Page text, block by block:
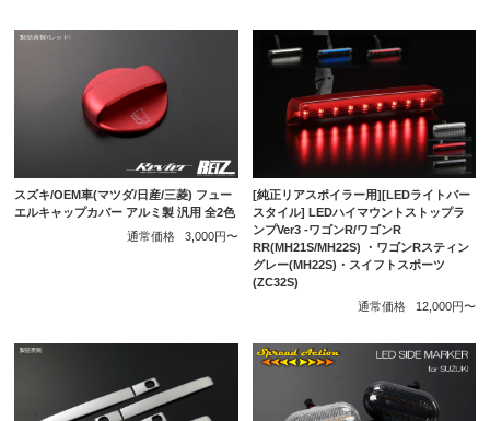
スズキ/OEM車(マツダ/日産/三菱) フュー
エルキャップカバー アルミ製 汎用 全2色
通常価格
3,000円〜
[純正リアスポイラー用][LEDライトバー
スタイル] LEDハイマウントストップラ
ンプVer3 -ワゴンR/ワゴンR
RR(MH21S/MH22S) ・ワゴンRスティン
グレー(MH22S)・スイフトスポーツ
(ZC32S)
通常価格
12,000円〜